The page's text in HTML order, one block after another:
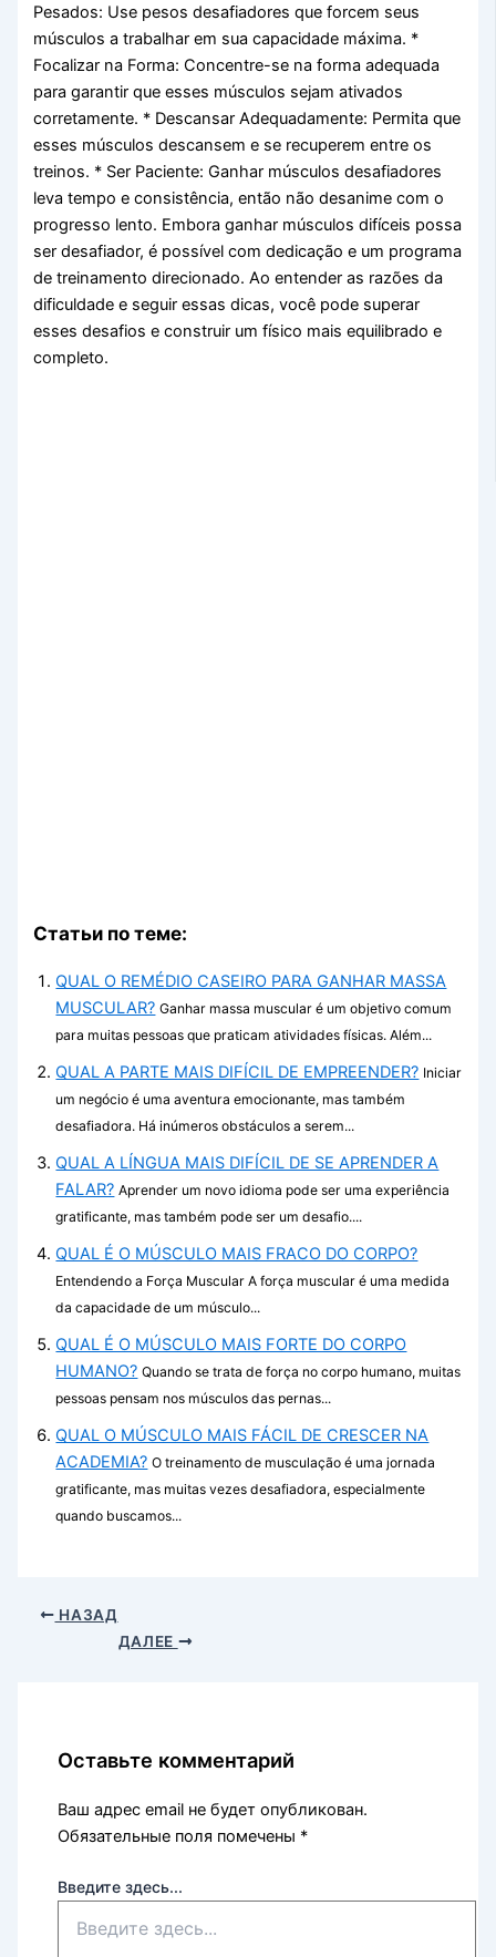
Pesados: Use pesos desafiadores que forcem seus
músculos a trabalhar em sua capacidade máxima. *
Focalizar na Forma: Concentre-se na forma adequada
para garantir que esses músculos sejam ativados
corretamente. * Descansar Adequadamente: Permita que
esses músculos descansem e se recuperem entre os
treinos. * Ser Paciente: Ganhar músculos desafiadores
leva tempo e consistência, então não desanime com o
progresso lento. Embora ganhar músculos difíceis possa
ser desafiador, é possível com dedicação e um programa
de treinamento direcionado. Ao entender as razões da
dificuldade e seguir essas dicas, você pode superar
esses desafios e construir um físico mais equilibrado e
completo.
Статьи по теме:
QUAL O REMÉDIO CASEIRO PARA GANHAR MASSA
MUSCULAR? Ganhar massa muscular é um objetivo comum
para muitas pessoas que praticam atividades físicas. Além...
QUAL A PARTE MAIS DIFÍCIL DE EMPREENDER? Iniciar
um negócio é uma aventura emocionante, mas também
desafiadora. Há inúmeros obstáculos a serem...
QUAL A LÍNGUA MAIS DIFÍCIL DE SE APRENDER A
FALAR? Aprender um novo idioma pode ser uma experiência
gratificante, mas também pode ser um desafio....
QUAL É O MÚSCULO MAIS FRACO DO CORPO?
Entendendo a Força Muscular A força muscular é uma medida
da capacidade de um músculo...
QUAL É O MÚSCULO MAIS FORTE DO CORPO
HUMANO? Quando se trata de força no corpo humano, muitas
pessoas pensam nos músculos das pernas...
QUAL O MÚSCULO MAIS FÁCIL DE CRESCER NA
ACADEMIA? O treinamento de musculação é uma jornada
gratificante, mas muitas vezes desafiadora, especialmente
quando buscamos...
НАЗАД
ДАЛЕЕ
Оставьте комментарий
Ваш адрес email не будет опубликован.
Обязательные поля помечены *
Введите здесь...